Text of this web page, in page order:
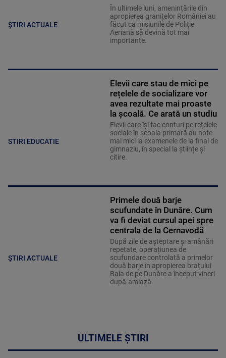
ȘTIRI ACTUALE
În ultimele luni, amenințările din
apropierea granițelor României au
făcut ca misiunile de Poliție
Aeriană să devină tot mai
importante.
STIRI EDUCATIE
Elevii care stau de mici pe
rețelele de socializare vor
avea rezultate mai proaste
la școală. Ce arată un studiu
Elevii care îşi fac conturi pe rețelele
sociale în școala primară au note
mai mici la examenele de la final de
gimnaziu, în special la științe și
citire.
ȘTIRI ACTUALE
Primele două barje
scufundate în Dunăre. Cum
va fi deviat cursul apei spre
centrala de la Cernavodă
După zile de așteptare și amânări
repetate, operațiunea de
scufundare controlată a primelor
două barje în apropierea brațului
Bala de pe Dunăre a început vineri
după-amiază.
ULTIMELE ȘTIRI